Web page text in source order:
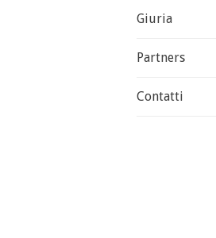
Giuria
Partners
Contatti